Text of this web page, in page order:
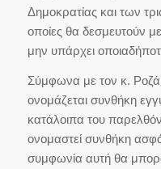
Δημοκρατίας και των
οποίες θα δεσμευτούν
μην υπάρχει
Σύμφωνα με τον κ.
ονομάζεται συνθήκη
κατάλοιπα του
ονομαστεί συνθήκη
συμφωνία αυτή θα